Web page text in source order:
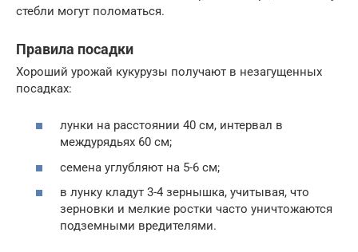
стебли могут поломаться.
Правила посадки
Хороший урожай кукурузы получают в незагущенных
посадках:
лунки на расстоянии 40 см, интервал в
междурядьях 60 см;
семена углубляют на 5-6 см;
в лунку кладут 3-4 зернышка, учитывая, что
зерновки и мелкие ростки часто уничтожаются
подземными вредителями.